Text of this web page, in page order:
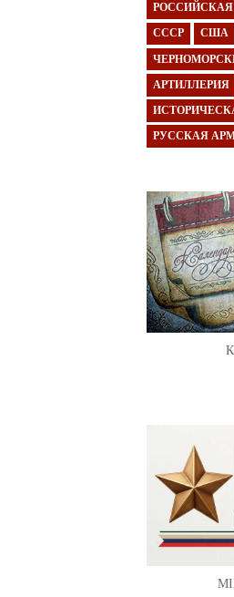
СССР США
АРТИЛЛЕРИЯ
РУССКАЯ